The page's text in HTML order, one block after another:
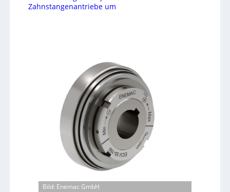
Zahnstangenantriebe um
Bild: Enemac GmbH